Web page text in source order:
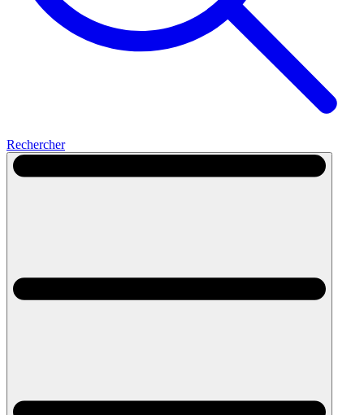
Rechercher